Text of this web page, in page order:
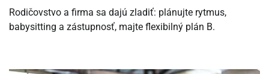
Rodičovstvo a firma sa dajú zladiť: plánujte rytmus,
babysitting a zástupnosť, majte flexibilný plán B.